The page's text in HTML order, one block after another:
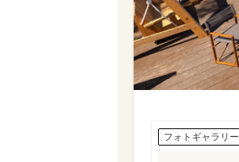
フォトギャラリー